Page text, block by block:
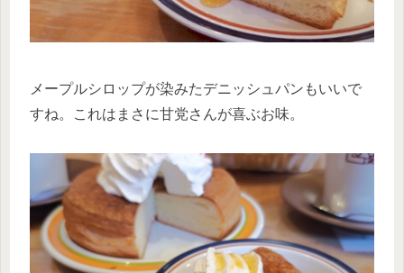
メープルシロップが染みたデニッシュパンもいいで
すね。これはまさに甘党さんが喜ぶお味。